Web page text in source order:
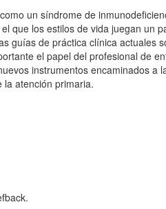
un síndrome de
que los estilos de vida juegan un
guías de práctica clínica actuales
el papel del profesional de
instrumentos encaminados a
la atención primaria.